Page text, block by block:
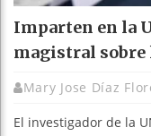
Imparten en la
magistral sobre
Mary Jose Díaz
El investigador de la